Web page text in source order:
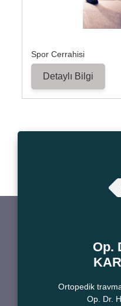
Spor Cerrahisi
Detaylı Bilgi
Op.
Ortopedik
Op. Dr.